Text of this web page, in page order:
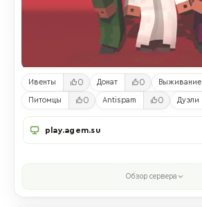
Ивенты 0 Донат 0 Выживание
Питомцы 0 Antispam 0 Дуэли
play.agem.su
Обзор сервера